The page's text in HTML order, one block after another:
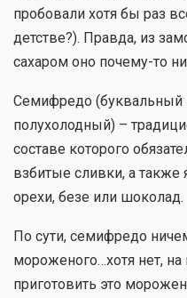
пробовали хотя бы раз
детстве?). Правда, из
сахаром оно почему-то
Семифредо (буквальный
полухолодный) –
составе которого
взбитые сливки, а
орехи, безе или шоколад.
По сути, семифредо
мороженого…хотя нет,
приготовить это